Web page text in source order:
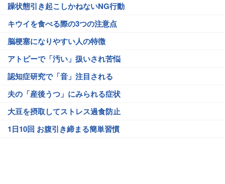
躁状態引き起こしかねないNG行動
キウイを食べる際の3つの注意点
脳梗塞になりやすい人の特徴
アトピーで「汚い」扱いされ苦悩
認知症研究で「音」注目される
夫の「産後うつ」にみられる症状
大豆を摂取してストレス過食防止
1日10回 お腹引き締まる簡単習慣